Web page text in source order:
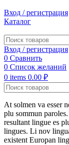
Вход / регистрация
Каталог
Вход / регистрация
0 Сравнить
0 Список желаний
0 items 0.00 ₽
At solmen va esser
plu sommun
resultant lingue es
lingues. Li nov
existent Europan